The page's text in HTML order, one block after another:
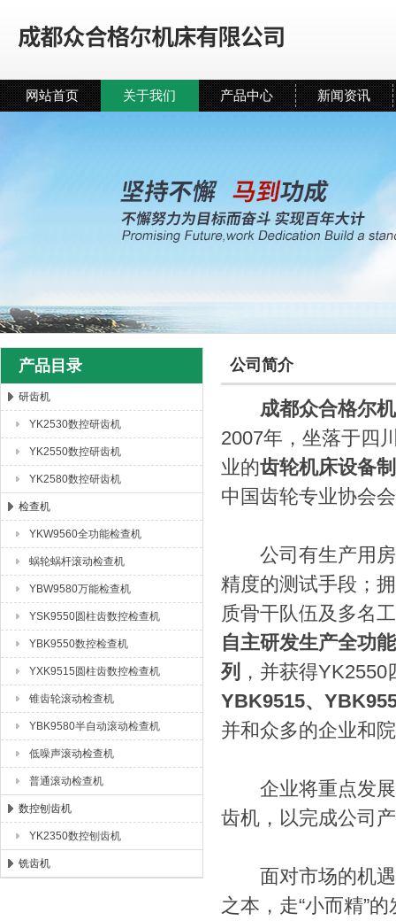
成都众合格尔机床有限公司
网站首页 关于我们 产品中心 新闻资讯
产品目录
研齿机
YK2530数控研齿机
YK2550数控研齿机
YK2580数控研齿机
检查机
YKW9560全功能检查机
蜗轮蜗杆滚动检查机
YBW9580万能检查机
YSK9550圆柱齿数控检查机
YBK9550数控检查机
YXK9515圆柱齿数控检查机
锥齿轮滚动检查机
YBK9580半自动滚动检查机
低噪声滚动检查机
普通滚动检查机
数控刨齿机
YK2350数控刨齿机
铣齿机
公司简介
成都众合格尔
2007年，坐落于四
业的齿轮机床设备
中国齿轮专业协会
公司有生产用房
精度的测试手段；
质骨干队伍及多名
自主研发生产全功
列 ，并获得
YBK9515、
并和众多的企业和
企业将重点发展
齿机，以完成公司
面对市场的机遇
之本，走“小而精”